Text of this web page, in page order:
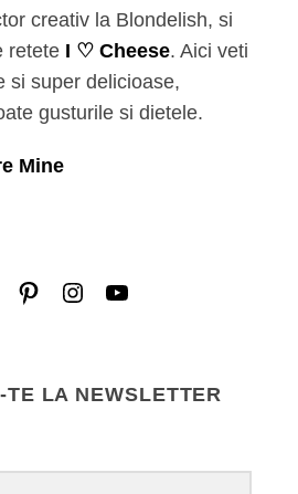
creativ la Blondelish, si
retete I ♡ Cheese. Aici veti
si super delicioase,
gusturile si dietele.
Mine
LA NEWSLETTER